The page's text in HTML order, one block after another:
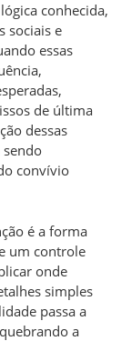
conhecida,
sociais e
essas
de última
dessas
convívio
é a forma
um controle
onde
simples
passa a
a